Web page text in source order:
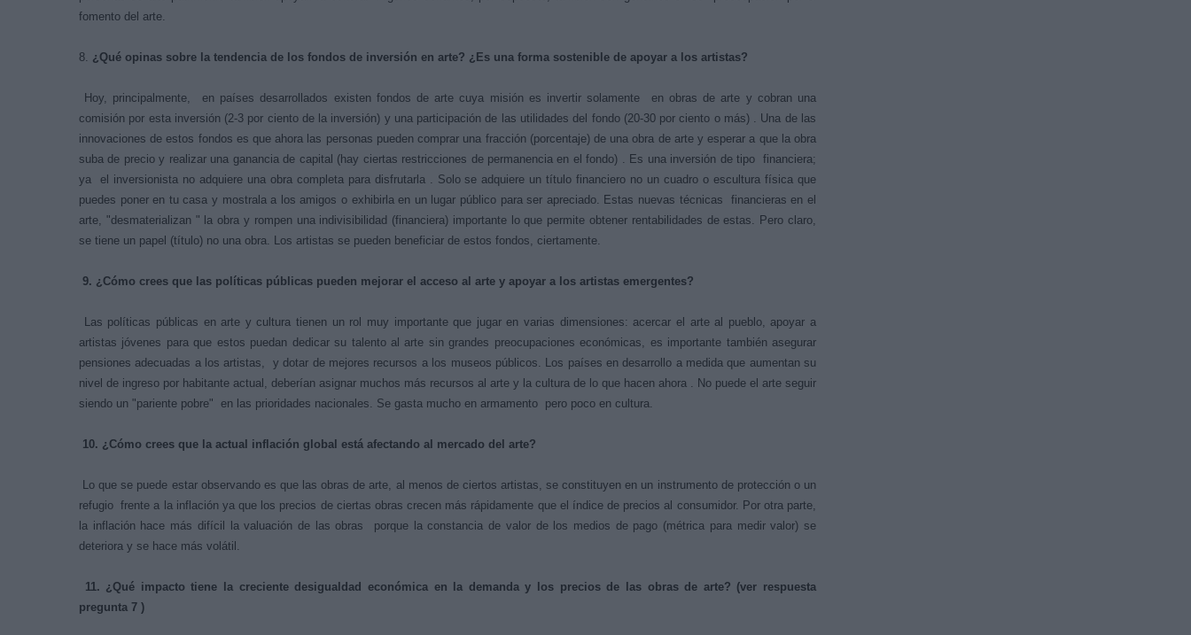
fomento del arte.
8. ¿Qué opinas sobre la tendencia de los fondos de inversión en arte? ¿Es una forma sostenible de apoyar a los artistas?
Hoy, principalmente, en países desarrollados existen fondos de arte cuya misión es invertir solamente en obras de arte y cobran una
comisión por esta inversión (2-3 por ciento de la inversión) y una participación de las utilidades del fondo (20-30 por ciento o más) . Una de las
innovaciones de estos fondos es que ahora las personas pueden comprar una fracción (porcentaje) de una obra de arte y esperar a que la obra
suba de precio y realizar una ganancia de capital (hay ciertas restricciones de permanencia en el fondo) . Es una inversión de tipo financiera;
ya el inversionista no adquiere una obra completa para disfrutarla . Solo se adquiere un título financiero no un cuadro o escultura física que
puedes poner en tu casa y mostrala a los amigos o exhibirla en un lugar público para ser apreciado. Estas nuevas técnicas financieras en el
arte, "desmaterializan " la obra y rompen una indivisibilidad (financiera) importante lo que permite obtener rentabilidades de estas. Pero claro,
se tiene un papel (título) no una obra. Los artistas se pueden beneficiar de estos fondos, ciertamente.
9. ¿Cómo crees que las políticas públicas pueden mejorar el acceso al arte y apoyar a los artistas emergentes?
Las políticas públicas en arte y cultura tienen un rol muy importante que jugar en varias dimensiones: acercar el arte al pueblo, apoyar a
artistas jóvenes para que estos puedan dedicar su talento al arte sin grandes preocupaciones económicas, es importante también asegurar
pensiones adecuadas a los artistas, y dotar de mejores recursos a los museos públicos. Los países en desarrollo a medida que aumentan su
nivel de ingreso por habitante actual, deberían asignar muchos más recursos al arte y la cultura de lo que hacen ahora . No puede el arte seguir
siendo un "pariente pobre" en las prioridades nacionales. Se gasta mucho en armamento pero poco en cultura.
10. ¿Cómo crees que la actual inflación global está afectando al mercado del arte?
Lo que se puede estar observando es que las obras de arte, al menos de ciertos artistas, se constituyen en un instrumento de protección o un
refugio frente a la inflación ya que los precios de ciertas obras crecen más rápidamente que el índice de precios al consumidor. Por otra parte,
la inflación hace más difícil la valuación de las obras porque la constancia de valor de los medios de pago (métrica para medir valor) se
deteriora y se hace más volátil.
11. ¿Qué impacto tiene la creciente desigualdad económica en la demanda y los precios de las obras de arte? (ver respuesta
pregunta 7 )